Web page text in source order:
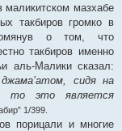
мазхабе
такбиров громко в
о том, что
такбиров именно
аль-Малики сказал:
сидя на
то это является
1/399.
порицали и многие